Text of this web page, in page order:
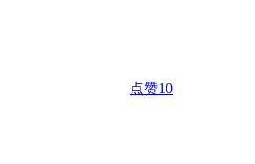
点赞10